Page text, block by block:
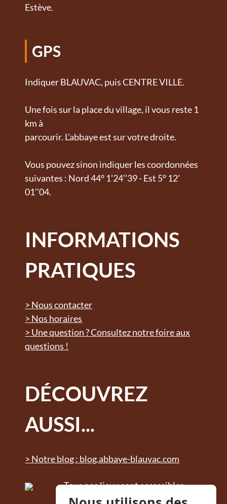
Estève.
GPS
Indiquer BLAUVAC, puis CENTRE VILLE.
Une fois sur la place du village, il vous reste 1
km à
parcourir. L’abbaye est sur votre droite.
Vous pouvez sinon indiquer les coordonnées
suivantes : Nord 44° 1’24’’39 - Est 5° 12’
01’’04.
INFORMATIONS
PRATIQUES
> Nous contacter
> Nos horaires
> Une question ? Consultez notre foire aux
questions !
DÉCOUVREZ
AUSSI...
> Notre blog : blog.abbaye-blauvac.com
Tous nos lieux sont accessibles
aux personnes à mobilité